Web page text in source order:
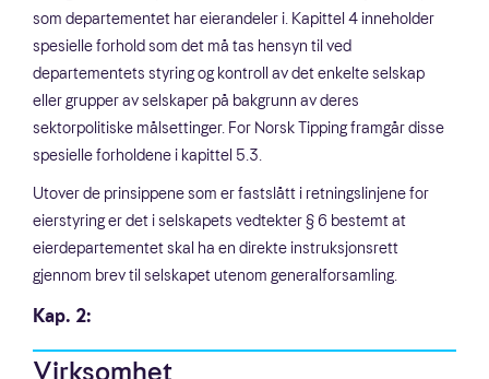
som departementet har eierandeler i. Kapittel 4 inneholder
spesielle forhold som det må tas hensyn til ved
departementets styring og kontroll av det enkelte selskap
eller grupper av selskaper på bakgrunn av deres
sektorpolitiske målsettinger. For Norsk Tipping framgår disse
spesielle forholdene i kapittel 5.3.
Utover de prinsippene som er fastslått i retningslinjene for
eierstyring er det i selskapets vedtekter § 6 bestemt at
eierdepartementet skal ha en direkte instruksjonsrett
gjennom brev til selskapet utenom generalforsamling.
Kap. 2: